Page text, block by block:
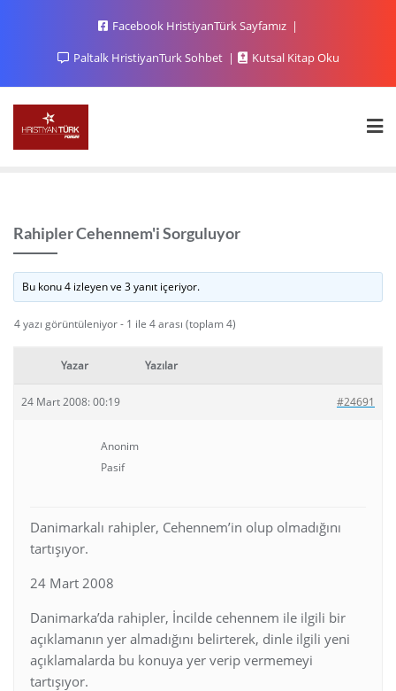
Facebook HristiyanTürk Sayfamız
Paltalk HristiyanTurk Sohbet
Kutsal Kitap Oku
Rahipler Cehennem'i Sorguluyor
Bu konu 4 izleyen ve 3 yanıt içeriyor.
4 yazı görüntüleniyor - 1 ile 4 arası (toplam 4)
Yazar Yazılar
24 Mart 2008: 00:19 #24691
Anonim
Pasif
Danimarkalı rahipler, Cehennem’in olup olmadığını
tartışıyor.
24 Mart 2008
Danimarka’da rahipler, İncilde cehennem ile ilgili bir
açıklamanın yer almadığını belirterek, dinle ilgili yeni
açıklamalarda bu konuya yer verip vermemeyi
tartışıyor.